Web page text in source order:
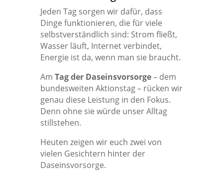
Jeden Tag sorgen wir dafür, dass
Dinge funktionieren, die für viele
selbstverständlich sind: Strom fließt,
Wasser läuft, Internet verbindet,
Energie ist da, wenn man sie braucht.
Am Tag der Daseinsvorsorge– dem
bundesweiten Aktionstag – rücken wir
genau diese Leistung in den Fokus.
Denn ohne sie würde unser Alltag
stillstehen.
Heuten zeigen wir euch zwei von
vielen Gesichtern hinter der
Daseinsvorsorge.